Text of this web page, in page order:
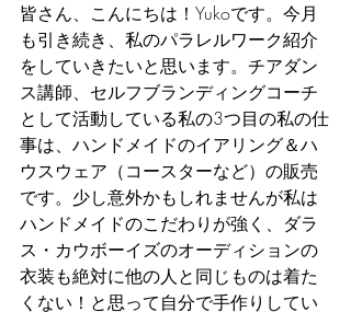
皆さん、こんにちは！Yukoです。今月
も引き続き、私のパラレルワーク紹介
をしていきたいと思います。チアダン
ス講師、セルフブランディングコーチ
として活動している私の3つ目の私の仕
事は、ハンドメイドのイアリング＆ハ
ウスウェア（コースターなど）の販売
です。少し意外かもしれませんが私は
ハンドメイドのこだわりが強く、ダラ
ス・カウボーイズのオーディションの
衣装も絶対に他の人と同じものは着た
くない！と思って自分で手作りしてい